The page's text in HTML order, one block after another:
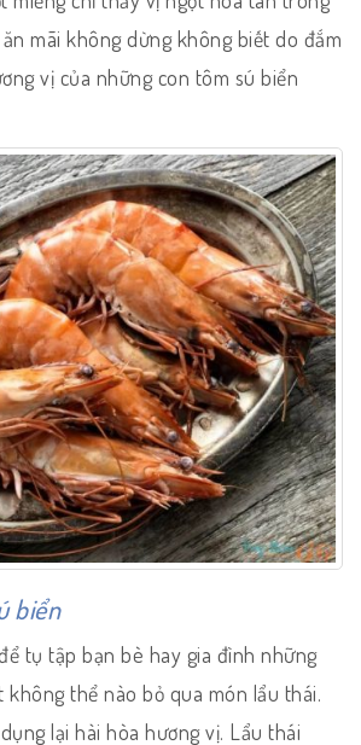
mãi không dừng không biết do đắm
vị của những con tôm sú biển
biển
tụ tập bạn bè hay gia đình những
không thể nào bỏ qua món lẩu thái.
lại hài hòa hương vị. Lẩu thái